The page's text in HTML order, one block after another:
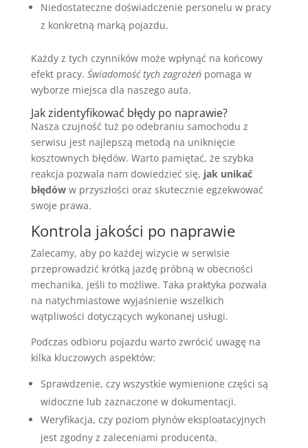
Niedostateczne doświadczenie personelu w pracy
z konkretną marką pojazdu.
Każdy z tych czynników może wpłynąć na końcowy
efekt pracy. Świadomość tych zagrożeńpomaga w
wyborze miejsca dla naszego auta.
Jak zidentyfikować błędy po naprawie?
Nasza czujność tuż po odebraniu samochodu z
serwisu jest najlepszą metodą na uniknięcie
kosztownych błędów. Warto pamiętać, że szybka
reakcja pozwala nam dowiedzieć się, jak unikać
błędóww przyszłości oraz skutecznie egzekwować
swoje prawa.
Kontrola jakości po naprawie
Zalecamy, aby po każdej wizycie w serwisie
przeprowadzić krótką jazdę próbną w obecności
mechanika, jeśli to możliwe. Taka praktyka pozwala
na natychmiastowe wyjaśnienie wszelkich
wątpliwości dotyczących wykonanej usługi.
Podczas odbioru pojazdu warto zwrócić uwagę na
kilka kluczowych aspektów:
Sprawdzenie, czy wszystkie wymienione części są
widoczne lub zaznaczone w dokumentacji.
Weryfikacja, czy poziom płynów eksploatacyjnych
jest zgodny z zaleceniami producenta.